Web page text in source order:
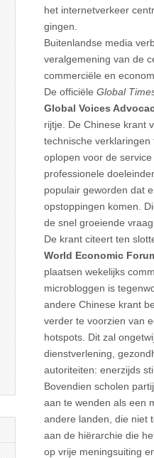
het internetverkeer
gingen.
Buitenlandse media
veralgemening van de
commerciële en
De officiële Global
Global Voices
rijtje. De Chinese krant
technische
oplopen voor de
professionele
populair geworden dat
opstoppingen komen.
de snel groeiende vraag
De krant citeert ten
World Economic
plaatsen wekelijks
microbloggen is
andere Chinese krant
verder te voorzien van
hotspots. Dit zal
dienstverlening,
autoriteiten: enerzijds
Bovendien scholen
aan te wenden als een
andere landen, die niet
aan de hiërarchie die
op vrije meningsuiting